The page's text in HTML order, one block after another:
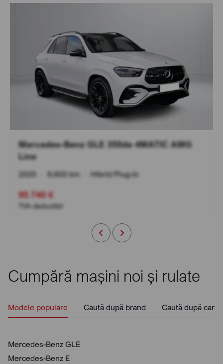
Mercedes-Benz GLE 350de 4MATIC AMG
Line
2025 8.600 km Hibrid Plug-In
95.740 €
TVA deductibil
Cumpără mașini noi și rulate
Modele populare Caută după brand Caută după
Mercedes-Benz GLE
Mercedes-Benz E